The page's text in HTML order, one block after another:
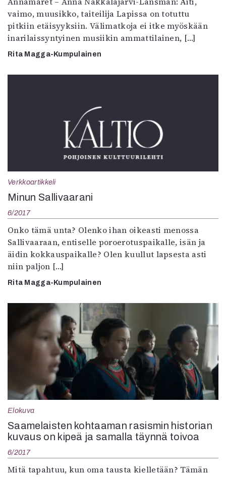
vaimo, muusikko, taiteilija Lapissa on totuttu
pitkiin etäisyyksiin. Välimatkoja ei itke myöskään
inarilaissyntyinen musiikin ammattilainen, […]
Rita Magga-Kumpulainen
Verkkoartikkeli
Minun Sallivaarani
6/2017
Onko tämä unta? Olenko ihan oikeasti menossa
Sallivaaraan, entiselle poroerotuspaikalle, isän ja
äidin kokkauspaikalle? Olen kuullut lapsesta asti
niin paljon […]
Rita Magga-Kumpulainen
Elokuva
Saamelaisten kohtaaman rasismin historian
kuvaus on kipeä ja samalla täynnä toivoa
6/2017
Mitä tapahtuu, kun oma tausta kielletään? Tämän